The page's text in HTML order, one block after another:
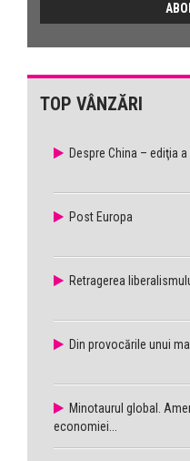
TOP VÂNZĂRI
Despre China – ediţia
Post Europa
Retragerea
Din provocările unui
Minotaurul global.
economiei...